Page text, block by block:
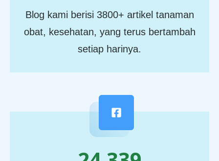
Blog kami berisi 3800+ artikel tanaman
obat, kesehatan, yang terus bertambah
setiap harinya.